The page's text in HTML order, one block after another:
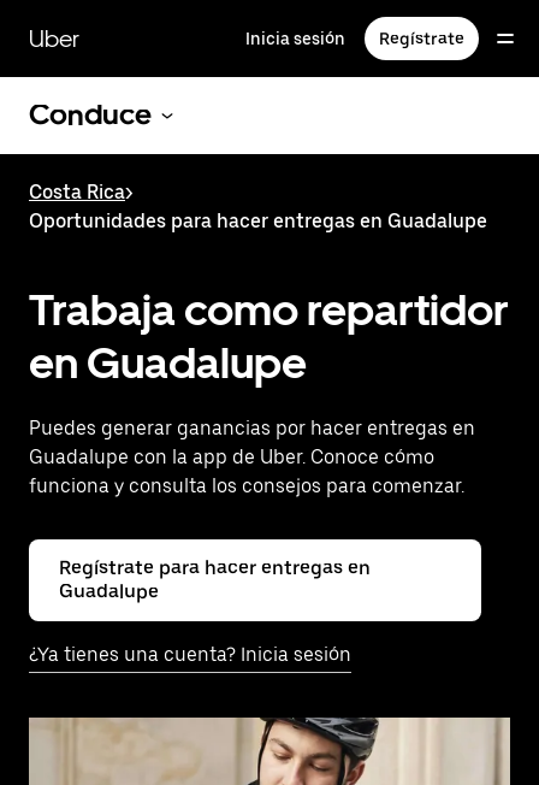
contenido
principal
Uber Inicia sesión Regístrate
Conduce
Costa Rica>
Oportunidades para hacer entregas en Guadalupe
Trabaja como repartidor
en Guadalupe
Puedes generar ganancias por hacer entregas en
Guadalupe con la app de Uber. Conoce cómo
funciona y consulta los consejos para comenzar.
Regístrate para hacer entregas en
Guadalupe
¿Ya tienes una cuenta? Inicia sesión